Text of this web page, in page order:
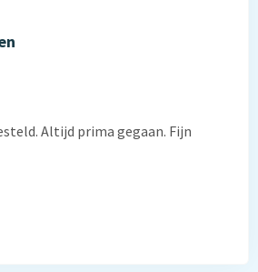
Altijd prima gegaan. Fijn